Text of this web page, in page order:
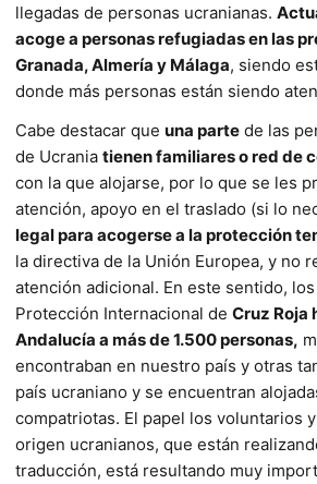
llegadas de personas ucranianas.
acoge a personas refugiadas en las
Granada, Almería y Málaga, siendo
donde más personas están siendo
Cabe destacar que una parte de las
de Ucrania tienen familiares o red de
con la que alojarse, por lo que se les
atención, apoyo en el traslado (si lo
legal para acogerse a la protección
la directiva de la Unión Europea, y no
atención adicional. En este sentido,
Protección Internacional de Cruz Roja
Andalucía a más de 1.500 personas,
encontraban en nuestro país y otras
país ucraniano y se encuentran
compatriotas. El papel los voluntarios
origen ucranianos, que están
traducción, está resultando muy